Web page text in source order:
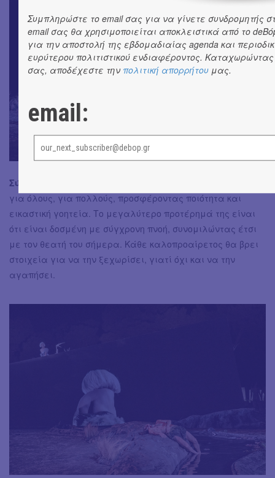
Σύνολο:
για όλους, για πολλούς, προσφέροντας ποιότητα και
εικαστική γοητεία. Το μεγαλύτερο προτέρημά της είναι
ότι είναι δοσμένη με σύγχρονη πνοή, συνομιλώντας έτσι
με τον θεατή του σήμερα. Κάθε καλοπροαίρετος θα βρει
στοιχεία για να την ξεχωρίσει, γιατί όχι και να την
αγαπήσει.
Συμπληρώστε το email σας για να γίνετε συνδρομητής
email σας θα χρησιμοποιείται αποκλειστικά από το
για την αποστολή της εβδομαδιαίας agenda και
ευρύτερου πολιτιστικού ενδιαφέροντος.
σας, αποδέχεστε την πολιτική απορρήτουμας.
email: